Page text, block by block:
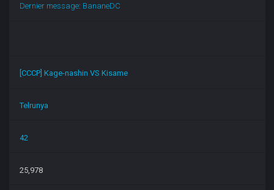
Dernier message: BananeDC
[CCCP] Kage-nashin VS Kisame
Telrunya
42
25,978